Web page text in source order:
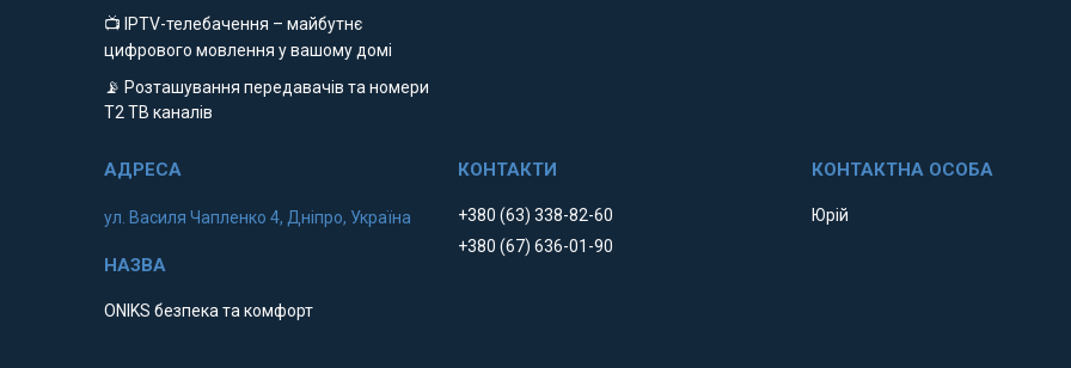
📺 IPTV-телебачення – майбутнє
цифрового мовлення у вашому домі
📡 Розташування передавачів та номери
Т2 ТВ каналів
ул. Василя Чапленко 4, Дніпро, Україна
ONIKS безпека та комфорт
+380 (63) 338-82-60
+380 (67) 636-01-90
Юрій